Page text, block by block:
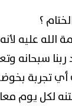
؟
الله عليه
سبحانه
تجربة
لكل يوم